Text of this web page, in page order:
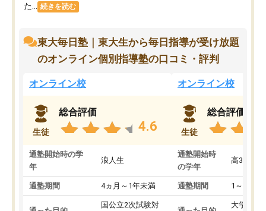
た...
続きを読む
東大毎日塾｜東大生から毎日指導が受け放題
のオンライン個別指導塾の口コミ・評判
オンライン校
生徒
総合評価
4.6
通塾開始時の学
年
浪人生
通塾期間 4ヵ月～1年未満
国公立2次試験対
オンライン校
生徒
総合評価
通塾開始時
の学年
高3
通塾期間 1～3ヵ月
大学入学